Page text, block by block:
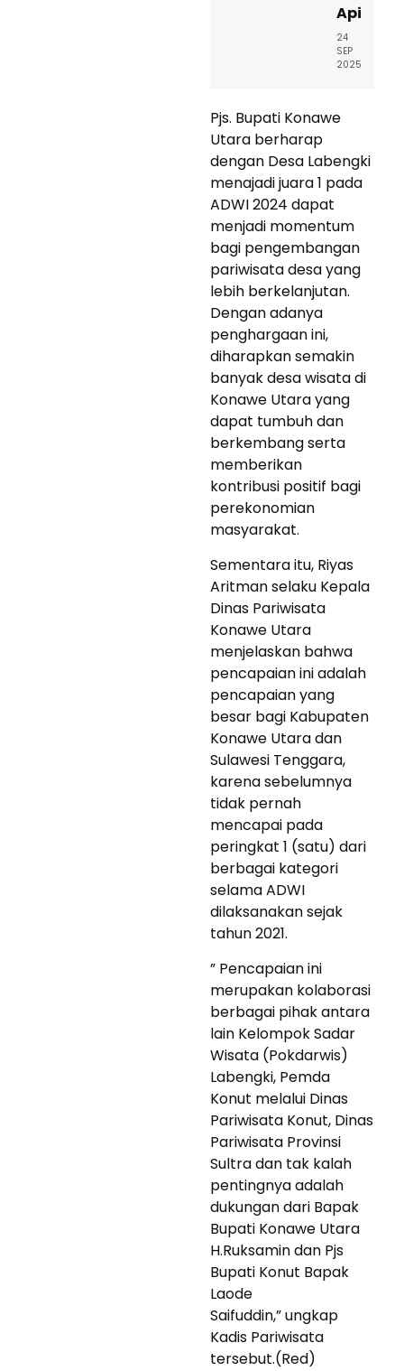
Api
24
SEP
2025
Pjs. Bupati Konawe
Utara berharap
dengan Desa Labengki
menajadi juara 1 pada
ADWI 2024 dapat
menjadi momentum
bagi pengembangan
pariwisata desa yang
lebih berkelanjutan.
Dengan adanya
penghargaan ini,
diharapkan semakin
banyak desa wisata di
Konawe Utara yang
dapat tumbuh dan
berkembang serta
memberikan
kontribusi positif bagi
perekonomian
masyarakat.
Sementara itu, Riyas
Aritman selaku Kepala
Dinas Pariwisata
Konawe Utara
menjelaskan bahwa
pencapaian ini adalah
pencapaian yang
besar bagi Kabupaten
Konawe Utara dan
Sulawesi Tenggara,
karena sebelumnya
tidak pernah
mencapai pada
peringkat 1 (satu) dari
berbagai kategori
selama ADWI
dilaksanakan sejak
tahun 2021.
” Pencapaian ini
merupakan kolaborasi
berbagai pihak antara
lain Kelompok Sadar
Wisata (Pokdarwis)
Labengki, Pemda
Konut melalui Dinas
Pariwisata Konut, Dinas
Pariwisata Provinsi
Sultra dan tak kalah
pentingnya adalah
dukungan dari Bapak
Bupati Konawe Utara
H.Ruksamin dan Pjs
Bupati Konut Bapak
Laode
Saifuddin,” ungkap
Kadis Pariwisata
tersebut.(Red)